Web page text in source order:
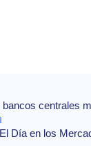
centrales
Día en los